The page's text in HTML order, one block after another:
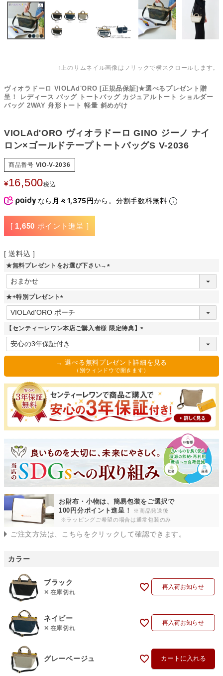
↑上のサムネイル画像はフリックで横スクロールします。
ヴィオラドーロ VIOLAd'ORO [正規品保証]★選べるプレゼント贈
呈！ レディース バッグ トートバッグ カジュアルトート ショルダー
バッグ 2WAY 舟形トート 軽量 斜めがけ
VIOLAd'ORO ヴィオラドーロ GINO ジーノ ナイ
ロン×ゴールドテープトートバッグS V-2036
商品番号 VIO-V-2036
¥16,500税込
なら 月々1,375円から。分割手数料無料
[ 1,650 ポイント進呈 ]
送料込
★無料プレゼントをお選び下さい→
(
★+特別プレゼント
(
必
須
【センティーレワン本店ご購入者様 限定特典】
(
須
)
→ 選べる無料プレゼント詳細を見る
（別ウィンドウで開きます）
お財布・小物は、簡易包装をご選択で
100円分ポイント進呈！
※商品発送後
※ラッピングご希望の場合は通常包装のみ
ご注文方法は、こちらをクリックして確認できます。
カラー
ブラック
在庫切れ
再入荷お知らせ
ネイビー
在庫切れ
再入荷お知らせ
グレーベージュ カートに入れる